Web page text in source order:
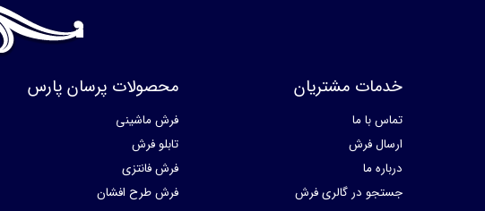
خدمات مشتریان
تماس با ما
ارسال فرش
درباره ما
جستجو در گالری فرش
محصولات پرسان پارس
فرش ماشینی
تابلو فرش
فرش فانتزی
فرش طرح افشان